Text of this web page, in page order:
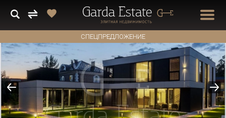
СПЕЦПРЕДЛОЖЕНИЕ